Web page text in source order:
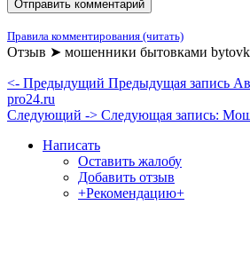
Правила комментирования (читать)
Отзыв ➤ мошенники бытовками
<- Предыдущий Предыдущая запись
pro24.ru
Следующий -> Следующая запись:
Написать
Оставить жалобу
Добавить отзыв
+Рекомендацию+